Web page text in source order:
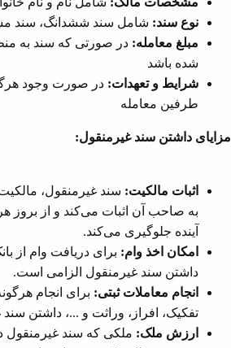
نوع سند: شامل سند ششدانگ، سند
مبلغ معامله: در صورتی که سند به
شده باشد
شرایط و تعهدات: در صورت وجود
طرفین معامله
مزایای داشتن سند غیرمنقول:
اثبات مالکیت: سند غیرمنقول،
به صاحب آن اثبات می‌کند و از بروز
آینده جلوگیری می‌کند.
امکان اخذ وام: برای دریافت وام از
داشتن سند غیرمنقول الزامی است.
انجام معاملات ثبتی: برای انجام
تفکیک، افراز، وراثت و ...، داشتن
ارزش ملک: ملکی که سند غیرمنقول